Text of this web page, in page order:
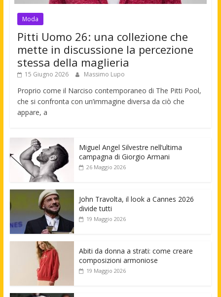
Moda
Pitti Uomo 26: una collezione che
mette in discussione la percezione
stessa della maglieria
15 Giugno 2026 Massimo Lupo
Proprio come il Narciso contemporaneo di The Pitti Pool,
che si confronta con un’immagine diversa da ciò che
appare, a
Miguel Angel Silvestre nell’ultima
campagna di Giorgio Armani
26 Maggio 2026
John Travolta, il look a Cannes 2026
divide tutti
19 Maggio 2026
Abiti da donna a strati: come creare
composizioni armoniose
19 Maggio 2026